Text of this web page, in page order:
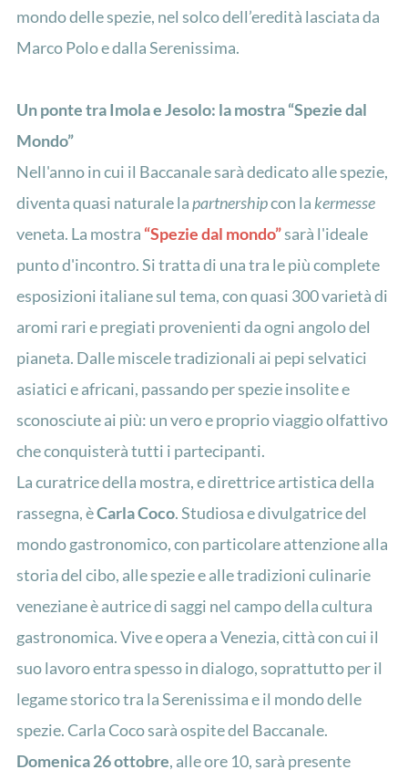
mondo delle spezie, nel solco dell’eredità lasciata da
Marco Polo e dalla Serenissima.
Un ponte tra Imola e Jesolo: la mostra “Spezie dal
Mondo”
Nell'anno in cui il Baccanale sarà dedicato alle spezie,
diventa quasi naturale lapartnershipcon la kermesse
veneta. La mostra “Spezie dal mondo”sarà l'ideale
punto d'incontro. Si tratta di una tra le più complete
esposizioni italiane sul tema, con quasi 300 varietà di
aromi rari e pregiati provenienti da ogni angolo del
pianeta. Dalle miscele tradizionali ai pepi selvatici
asiatici e africani, passando per spezie insolite e
sconosciute ai più: un vero e proprio viaggio olfattivo
che conquisterà tutti i partecipanti.
La curatrice della mostra, e direttrice artistica della
rassegna, èCarla Coco. Studiosa e divulgatrice del
mondo gastronomico, con particolare attenzione alla
storia del cibo, alle spezie e alle tradizioni culinarie
veneziane è autrice di saggi nel campo della cultura
gastronomica. Vive e opera a Venezia, città con cui il
suo lavoro entra spesso in dialogo, soprattutto per il
legame storico tra la Serenissima e il mondo delle
spezie. Carla Coco sarà ospite del Baccanale.
Domenica 26 ottobre, alle ore 10, sarà presente